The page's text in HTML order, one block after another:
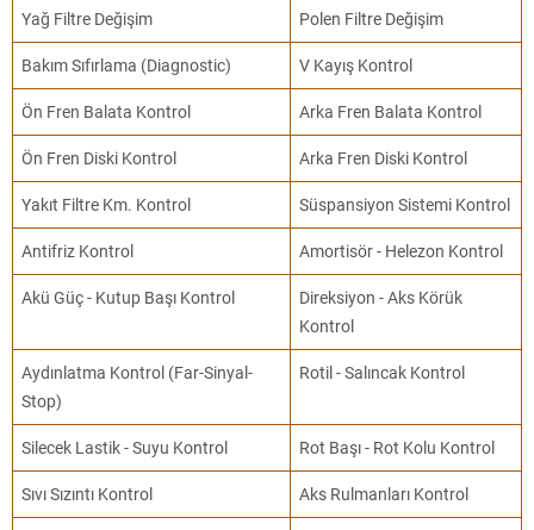
Yağ Filtre Değişim Polen Filtre Değişim
Bakım Sıfırlama (Diagnostic) V Kayış Kontrol
Ön Fren Balata Kontrol Arka Fren Balata Kontrol
Ön Fren Diski Kontrol Arka Fren Diski Kontrol
Yakıt Filtre Km. Kontrol Süspansiyon Sistemi Kontrol
Antifriz Kontrol Amortisör - Helezon Kontrol
Akü Güç - Kutup Başı Kontrol
Direksiyon - Aks Körük
Kontrol
Aydınlatma Kontrol (Far-Sinyal-
Stop)
Rotil - Salıncak Kontrol
Silecek Lastik - Suyu Kontrol Rot Başı - Rot Kolu Kontrol
Sıvı Sızıntı Kontrol Aks Rulmanları Kontrol